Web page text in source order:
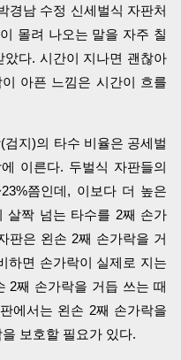
경남 수정 신세벌식 자판처
몰려 나오는 말을 자주 칠
다. 시간이 지나면 괜찮아
아픈 느낌은 시간이 흐를
지)의 타수 비율은 공세벌
이른다. 두벌식 자판들의
쯤인데, 이보다 더 높은
살짝 넘는 타수를 2째 손가
판은 왼손 2째 손가락을 거
하면 손가락이 실제로 지는
2째 손가락을 거듭 쓰는 때
에서는 왼손 2째 손가락을
보호할 필요가 있다.